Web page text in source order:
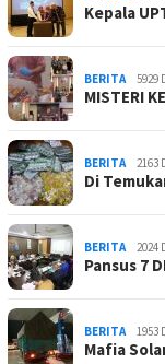
Kepala
BERITA 5929
MISTERI
BERITA 2163
Di
BERITA 2024
Pansus 7
BERITA 1953
Mafia